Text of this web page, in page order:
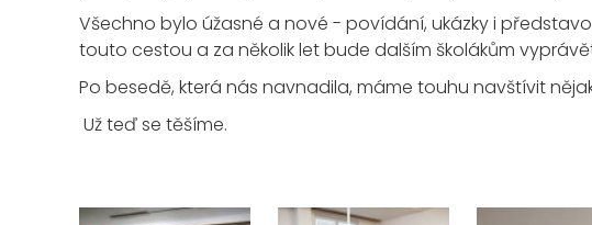
Všechno bylo úžasné a nové - povídání, ukázky i
touto cestou a za několik let bude dalším školákům
Po besedě, která nás navnadila, máme touhu navštívit
Už teď se těšíme.